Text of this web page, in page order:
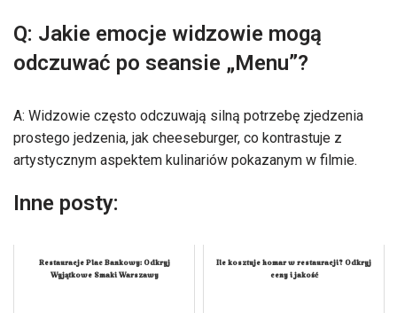
Q: Jakie emocje widzowie mogą
odczuwać po seansie „Menu”?
A: Widzowie często odczuwają silną potrzebę zjedzenia
prostego jedzenia, jak cheeseburger, co kontrastuje z
artystycznym aspektem kulinariów pokazanym w filmie.
Inne posty:
Restauracje Plac Bankowy: Odkryj
Wyjątkowe Smaki Warszawy
Ile kosztuje homar w restauracji? Odkryj
ceny i jakość